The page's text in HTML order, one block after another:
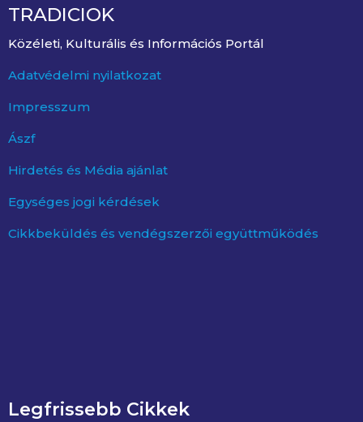
TRADICIOK
Közéleti, Kulturális és Információs Portál
Adatvédelmi nyilatkozat
Impresszum
Ászf
Hirdetés és Média ajánlat
Egységes jogi kérdések
Cikkbeküldés és vendégszerzői együttműködés
Legfrissebb Cikkek